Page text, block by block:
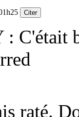
Citer
: C'était
raté.